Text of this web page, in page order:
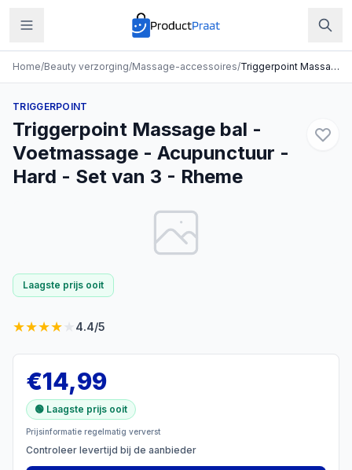
Home/Beauty verzorging/Massage-accessoires/ Triggerpoint Massage bal - Voetmassage - Acupunctuur - Hard - Set van 3 - Rheme
TRIGGERPOINT
Triggerpoint Massage bal -
Voetmassage - Acupunctuur -
Hard - Set van 3 - Rheme
Laagste prijs ooit
★★★★ 4.4/5
€14,99
🟢 Laagste prijs ooit
Prijsinformatie regelmatig ververst
Controleer levertijd bij de aanbieder